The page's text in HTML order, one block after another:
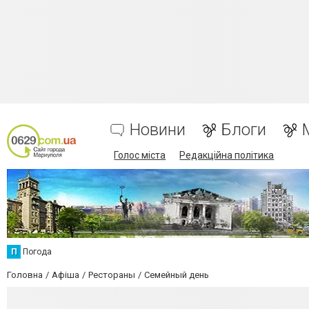
Новини Блоги
Голос міста Редакційна політика
П Погода
Головна Афіша Рестораны Семейный день